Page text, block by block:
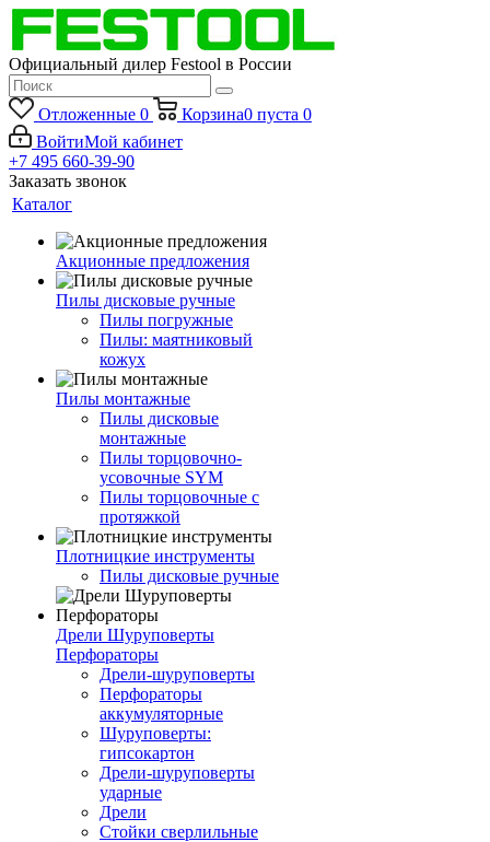
Официальный дилер Festool в России
Отложенные 0 Корзина0 пуста 0
ВойтиМой кабинет
+7 495 660-39-90
Заказать звонок
Каталог
Акционные предложения
Пилы дисковые ручные
Пилы погружные
Пилы: маятниковый
кожух
Пилы монтажные
Пилы дисковые
монтажные
Пилы торцовочно-
усовочные SYM
Пилы торцовочные с
протяжкой
Плотницкие инструменты
Пилы дисковые ручные
Дрели Шуруповерты
Перфораторы
Дрели-шуруповерты
Перфораторы
аккумуляторные
Шуруповерты:
гипсокартон
Дрели-шуруповерты
ударные
Дрели
Стойки сверлильные